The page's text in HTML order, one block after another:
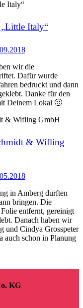
Italy“
wir die
Dafür wurde
bedruckt und dann
Danke für den
Deinem Lokal 🙂
& Wifling
in Amberg durften
bringen. Die
entfernt, gereinigt
Danach haben wir
und Cindya Grosspeter
auch schon in Planung
KG